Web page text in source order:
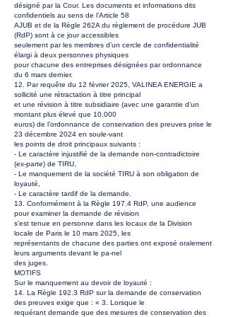
désigné par la Cour. Les documents et informations dits
confidentiels au sens de l’Article 58
AJUB et de la Règle 262A du règlement de procédure JUB
(RdP) sont à ce jour accessibles
seulement par les membres d’un cercle de confidentialité
élargi à deux personnes physiques
pour chacune des entreprises désignées par ordonnance
du 6 mars dernier.
12. Par requête du 12 février 2025, VALINEA ENERGIE a
sollicité une rétractation à titre principal
et une révision à titre subsidiaire (avec une garantie d’un
montant plus élevé que 10.000
euros) de l’ordonnance de conservation des preuves prise le
23 décembre 2024 en soule-vant
les points de droit principaux suivants :
- Le caractère injustifié de la demande non-contradictoire
(ex-parte) de TIRU,
- Le manquement de la société TIRU à son obligation de
loyauté,
- Le caractère tardif de la demande.
13. Conformément à la Règle 197.4 RdP, une audience
pour examiner la demande de révision
s’est tenue en personne dans les locaux de la Division
locale de Paris le 10 mars 2025, les
représentants de chacune des parties ont exposé oralement
leurs arguments devant le pa-nel
des juges.
MOTIFS
Sur le manquement au devoir de loyauté :
14. La Règle 192.3 RdP sur la demande de conservation
des preuves exige que : « 3. Lorsque le
requérant demande que des mesures de conservation des